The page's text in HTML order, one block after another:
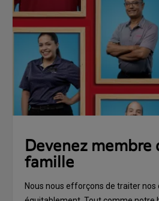
Devenez membre
famille
Nous nous efforçons de traiter nos